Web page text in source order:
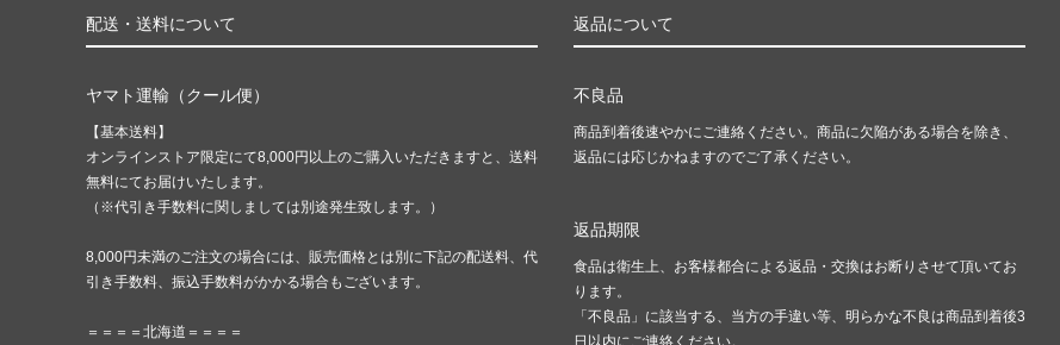
配送・送料について
ヤマト運輸（クール便）
【基本送料】
オンラインストア限定にて8,000円以上のご購入いただきますと、送料
無料にてお届けいたします。
（※代引き手数料に関しましては別途発生致します。）
8,000円未満のご注文の場合には、販売価格とは別に下記の配送料、代
引き手数料、振込手数料がかかる場合もございます。
＝＝＝＝北海道＝＝＝＝
返品について
不良品
商品到着後速やかにご連絡ください。商品に欠陥がある場合を除き、
返品には応じかねますのでご了承ください。
返品期限
食品は衛生上、お客様都合による返品・交換はお断りさせて頂いてお
ります。
「不良品」に該当する、当方の手違い等、明らかな不良は商品到着後3